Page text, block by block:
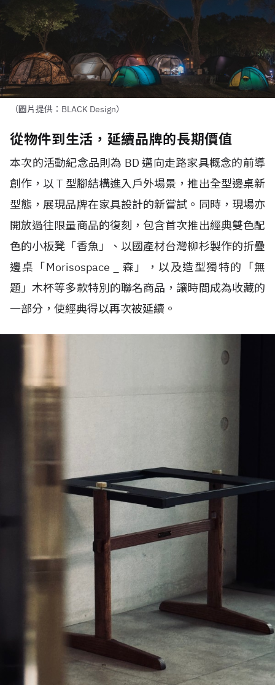
（圖片提供：BLACK Design）
從物件到生活，延續品牌的長期價值
本次的活動紀念品則為 BD 邁向走路家具概念的前導
創作，以 T 型腳結構進入戶外場景，推出全型邊桌新
型態，展現品牌在家具設計的新嘗試。同時，現場亦
開放過往限量商品的復刻，包含首次推出經典雙色配
色的小板凳「香魚」、以國產材台灣柳杉製作的折疊
邊桌「Morisospace _ 森」，以及造型獨特的「無
題」木杯等多款特別的聯名商品，讓時間成為收藏的
一部分，使經典得以再次被延續。